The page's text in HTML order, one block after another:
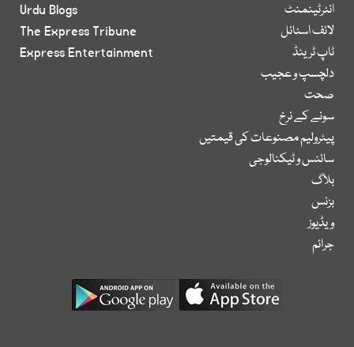
انٹرٹینمنٹ
لائف اسٹائل
ٹاپ ٹرینڈ
دلچسپ و عجیب
صحت
سونے کے نرخ
پیٹرولیم مصنوعات کی قیمتیں
سائنس و ٹیکنالوجی
بلاگ
بزنس
ویڈیوز
جرائم
Urdu Blogs
The Express Tribune
Express Entertainment